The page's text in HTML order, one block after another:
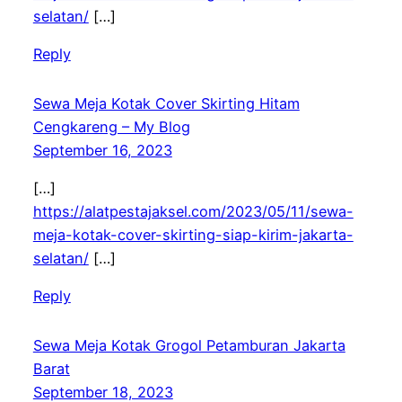
selatan/[…]
Reply
Sewa Meja Kotak Cover Skirting Hitam
Cengkareng – My Blog
September 16, 2023
[…]
https://alatpestajaksel.com/2023/05/11/sewa-
meja-kotak-cover-skirting-siap-kirim-jakarta-
selatan/[…]
Reply
Sewa Meja Kotak Grogol Petamburan Jakarta
Barat
September 18, 2023